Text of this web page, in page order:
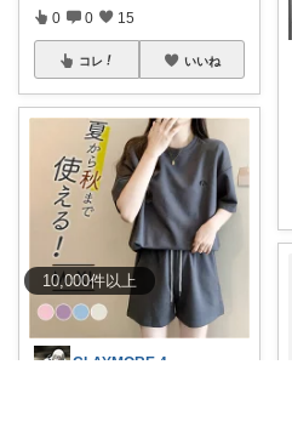
10,000件以上
0 0 15
コレ いいね